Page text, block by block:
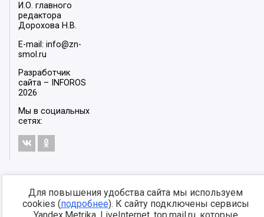
И.О. главного
редактора
Дорохова Н.В.
E-mail: info@zn-
smol.ru
Разработчик
сайта –
INFOROS
2026
Мы в социальных
сетях:
Для повышения удобства сайта мы используем
cookies (подробнее). К сайту подключены сервисы